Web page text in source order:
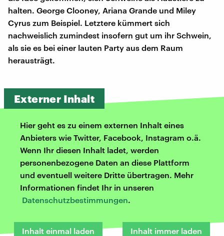
halten. George Clooney, Ariana Grande und Miley
Cyrus zum Beispiel. Letztere kümmert sich
nachweislich zumindest insofern gut um ihr Schwein,
als sie es bei einer lauten Party aus dem Raum
herausträgt.
Externer Inhalt
Hier geht es zu einem externen Inhalt eines
Anbieters wie Twitter, Facebook, Instagram o.ä.
Wenn Ihr diesen Inhalt ladet, werden
personenbezogene Daten an diese Plattform
und eventuell weitere Dritte übertragen. Mehr
Informationen findet Ihr in unseren
Datenschutzbestimmungen.
Inhalt einmal laden Inhalt immer laden